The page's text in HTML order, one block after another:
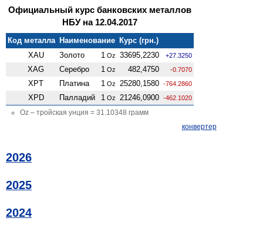
Официальный курс банковских металлов
НБУ на 12.04.2017
Код металла Наименование Курс (грн.)
XAU
Золото 1 Oz 33695,2230 +27.3250
XAG Серебро 1 Oz 482,4750 -0.7070
XPT Платина 1 Oz 25280,1580 -764.2860
XPD Палладий 1 Oz 21246,0900 -462.1020
Oz – тройская унция = 31.10348 грамм
конвертер
2026
2025
2024